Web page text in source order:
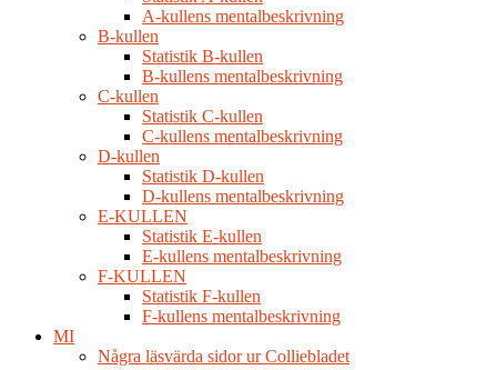
A-kullens mentalbeskrivning
B-kullen
Statistik B-kullen
B-kullens mentalbeskrivning
C-kullen
Statistik C-kullen
C-kullens mentalbeskrivning
D-kullen
Statistik D-kullen
D-kullens mentalbeskrivning
E-KULLEN
Statistik E-kullen
E-kullens mentalbeskrivning
F-KULLEN
Statistik F-kullen
F-kullens mentalbeskrivning
MI
Några läsvärda sidor ur Colliebladet